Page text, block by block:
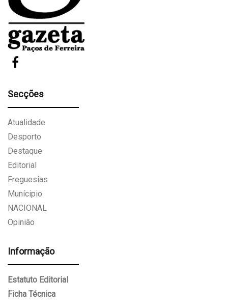
Secções
Atualidade
Desporto
Destaque
Editorial
Freguesias
Munícipio
NACIONAL
Opinião
Informação
Estatuto Editorial
Ficha Técnica